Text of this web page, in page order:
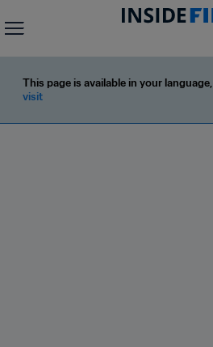
This page is available in your language,
visit